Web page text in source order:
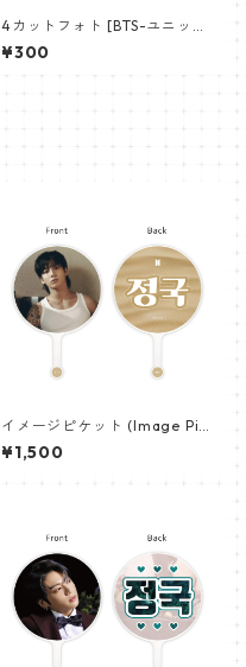
4カットフォト [BTS-ユニット
03] 4CUT PHOTO BTS- UNI
T 03
¥300
イメージピケット (Image Pic
ket) うちわ - ジョングク (JU
NGKOOK_17)
¥1,500